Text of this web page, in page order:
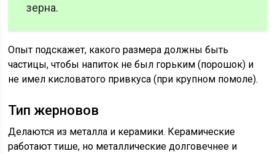
зерна.
Опыт подскажет, какого размера должны быть
частицы, чтобы напиток не был горьким (порошок) и
не имел кисловатого привкуса (при крупном помоле).
Тип жерновов
Делаются из металла и керамики. Керамические
работают тише, но металлические долговечнее и